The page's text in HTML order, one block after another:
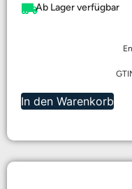
Ab Lager verfügbar
In den Warenkorb